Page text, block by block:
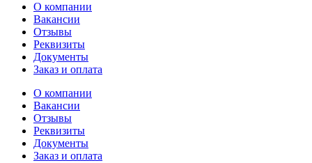
О компании
Вакансии
Отзывы
Реквизиты
Документы
Заказ и оплата
О компании
Вакансии
Отзывы
Реквизиты
Документы
Заказ и оплата